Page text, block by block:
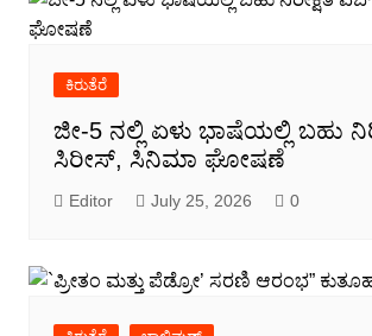
ಕಿರುತೆರೆ
ಜೀ-5 ನಲ್ಲಿ ಏಳು ಭಾಷೆಯಲ್ಲಿ ಬಹು
ಸಿರೀಸ್, ಸಿನಿಮಾ ಘೋಷಣೆ
Editor July 25, 2026 0